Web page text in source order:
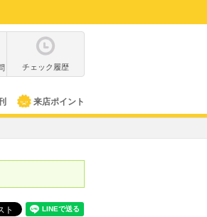
チェック履歴
来店ポイント